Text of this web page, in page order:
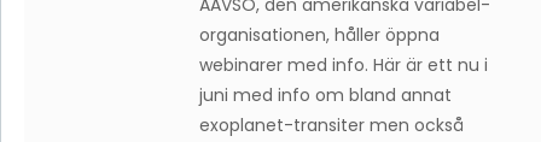
AAVSO, den amerikanska variabel-
organisationen, håller öppna
webinarer med info. Här är ett nu i
juni med info om bland annat
exoplanet-transiter men också